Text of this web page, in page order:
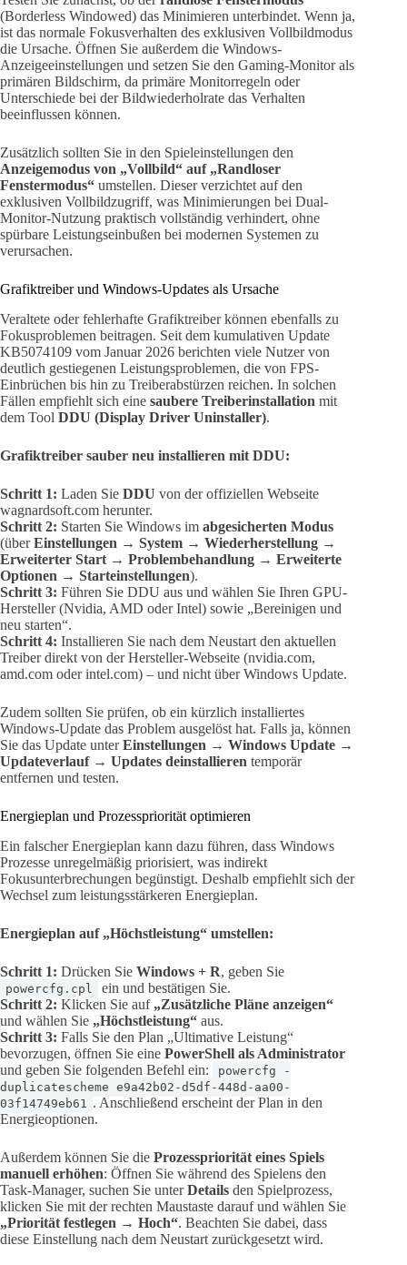
(Borderless Windowed) das Minimieren unterbindet. Wenn ja,
ist das normale Fokusverhalten des exklusiven Vollbildmodus
die Ursache. Öffnen Sie außerdem die Windows-
Anzeigeeinstellungen und setzen Sie den Gaming-Monitor als
primären Bildschirm, da primäre Monitorregeln oder
Unterschiede bei der Bildwiederholrate das Verhalten
beeinflussen können.
Zusätzlich sollten Sie in den Spieleinstellungen den
Anzeigemodus von „Vollbild“ auf „Randloser
Fenstermodus“ umstellen. Dieser verzichtet auf den
exklusiven Vollbildzugriff, was Minimierungen bei Dual-
Monitor-Nutzung praktisch vollständig verhindert, ohne
spürbare Leistungseinbußen bei modernen Systemen zu
verursachen.
Grafiktreiber und Windows-Updates als Ursache
Veraltete oder fehlerhafte Grafiktreiber können ebenfalls zu
Fokusproblemen beitragen. Seit dem kumulativen Update
KB5074109 vom Januar 2026 berichten viele Nutzer von
deutlich gestiegenen Leistungsproblemen, die von FPS-
Einbrüchen bis hin zu Treiberabstürzen reichen. In solchen
Fällen empfiehlt sich eine saubere Treiberinstallation mit
dem Tool DDU (Display Driver Uninstaller).
Grafiktreiber sauber neu installieren mit DDU:
Schritt 1: Laden Sie DDU von der offiziellen Webseite
wagnardsoft.com herunter.
Schritt 2: Starten Sie Windows im abgesicherten Modus
(überEinstellungen → System → Wiederherstellung →
Erweiterter Start → Problembehandlung → Erweiterte
Optionen → Starteinstellungen).
Schritt 3: Führen Sie DDU aus und wählen Sie Ihren GPU-
Hersteller (Nvidia, AMD oder Intel) sowie „Bereinigen und
neu starten“.
Schritt 4: Installieren Sie nach dem Neustart den aktuellen
Treiber direkt von der Hersteller-Webseite (nvidia.com,
amd.com oder intel.com) – und nicht über Windows Update.
Zudem sollten Sie prüfen, ob ein kürzlich installiertes
Windows-Update das Problem ausgelöst hat. Falls ja, können
Sie das Update unterEinstellungen → Windows Update →
Updateverlauf → Updates deinstallieren temporär
entfernen und testen.
Energieplan und Prozesspriorität optimieren
Ein falscher Energieplan kann dazu führen, dass Windows
Prozesse unregelmäßig priorisiert, was indirekt
Fokusunterbrechungen begünstigt. Deshalb empfiehlt sich der
Wechsel zum leistungsstärkeren Energieplan.
Energieplan auf „Höchstleistung“ umstellen:
Schritt 1: Drücken Sie Windows + R, geben Sie
powercfg.cpl
ein und bestätigen Sie.
Schritt 2: Klicken Sie auf „Zusätzliche Pläne anzeigen“
und wählen Sie „Höchstleistung“ aus.
Schritt 3: Falls Sie den Plan „Ultimative Leistung“
bevorzugen, öffnen Sie eine PowerShell als Administrator
und geben Sie folgenden Befehl ein:
powercfg -
duplicatescheme e9a42b02-d5df-448d-aa00-
03f14749eb61
. Anschließend erscheint der Plan in den
Energieoptionen.
Außerdem können Sie die Prozesspriorität eines Spiels
manuell erhöhen: Öffnen Sie während des Spielens den
Task-Manager, suchen Sie unterDetails den Spielprozess,
klicken Sie mit der rechten Maustaste darauf und wählen Sie
„Priorität festlegen → Hoch“. Beachten Sie dabei, dass
diese Einstellung nach dem Neustart zurückgesetzt wird.